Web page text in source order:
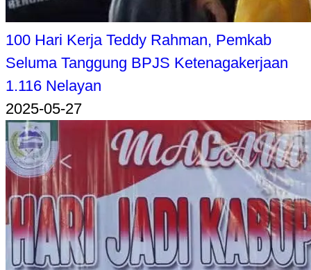
100 Hari Kerja Teddy Rahman, Pemkab
Seluma Tanggung BPJS Ketenagakerjaan
1.116 Nelayan
2025-05-27